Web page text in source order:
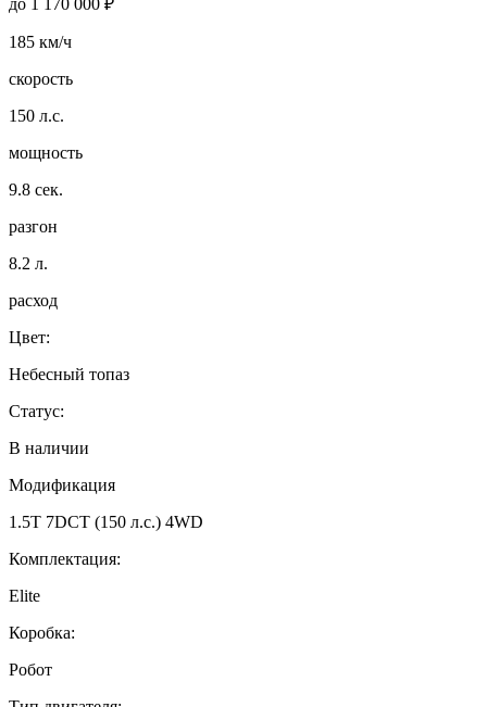
до 1 170 000 ₽
185 км/ч
скорость
150 л.с.
мощность
9.8 сек.
разгон
8.2 л.
расход
Цвет:
Небесный топаз
Статус:
В наличии
Модификация
1.5T 7DCT (150 л.с.) 4WD
Комплектация:
Elite
Коробка:
Робот